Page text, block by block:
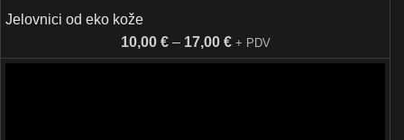
Jelovnici od eko kože
10,00 € – 17,00 € + PDV